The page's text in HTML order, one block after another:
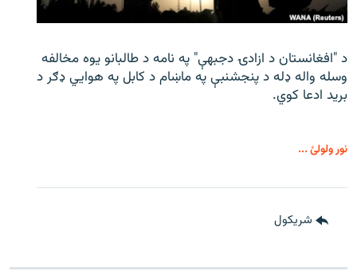
د "افغانستان د ازادۍ دجبهې" په نامه د طالبانو یوه مخالفه
وسله واله ډله د پنجشنبې په ماښام د کابل په هوايي ډګر د
برید ادعا کوي.
نور ولولئ ...
شريکول